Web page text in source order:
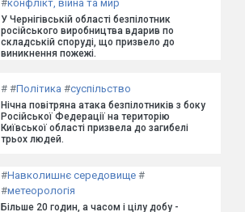
#конфлікт, війна та мир
У Чернігівській області безпілотник
російського виробництва вдарив по
складській споруді, що призвело до
виникнення пожежі.
# #Політика #суспільство
Нічна повітряна атака безпілотників з боку
Російської Федерації на територію
Київської області призвела до загибелі
трьох людей.
#Навколишнє середовище #
#метеорологія
Більше 20 годин, а часом і цілу добу -